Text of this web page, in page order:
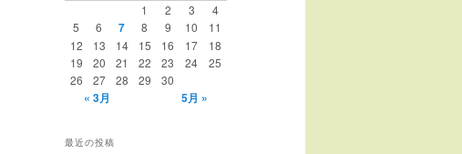
1 2 3
4
5
6 7 8 9 10
11
12
13 14 15 16 17
18
19
20 21 22 23 24
25
26
27 28 29 30
« 3月 5月 »
最近の投稿